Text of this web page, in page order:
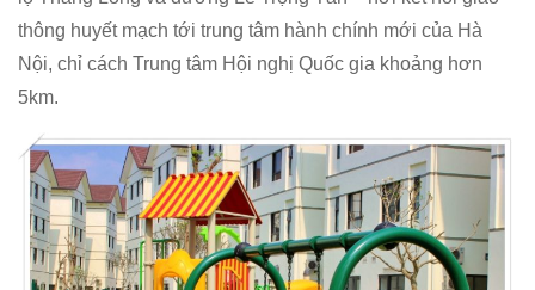
thông huyết mạch tới trung tâm hành chính mới của Hà
Nội, chỉ cách Trung tâm Hội nghị Quốc gia khoảng hơn
5km.